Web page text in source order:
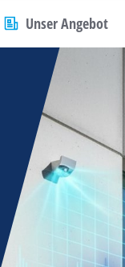
Unser Angebot